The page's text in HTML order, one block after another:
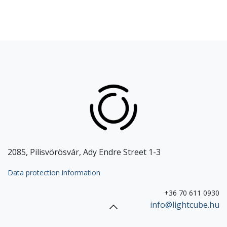
2085, Pilisvörösvár, Ady Endre Street 1-3
Data protection information
+36 70 611 0930
info@lightcube.hu